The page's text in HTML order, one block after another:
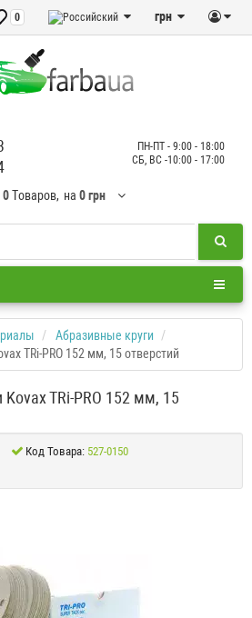
грн
0
ПН-ПТ - 9:00 - 18:00
СБ, ВС -10:00 - 17:00
0Tоваров, на 0 грн
Абразивные круги
TRi-PRO 152 мм, 15 отверстий
TRi-PRO 152 мм, 15
Код Товара: 527-0150